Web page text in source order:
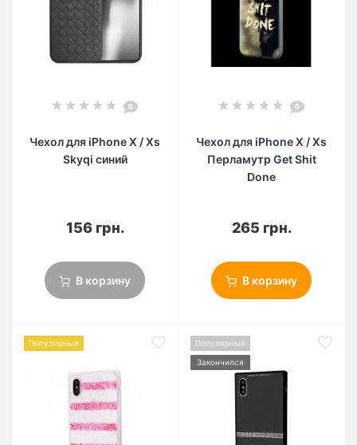
0
Чехол для iPhone X / Xs
Skyqi синий
156 грн.
В корзину
0
Чехол для iPhone X / Xs
Перламутр Get Shit
Done
265 грн.
В корзину
Популярный
Популярный
Закончился